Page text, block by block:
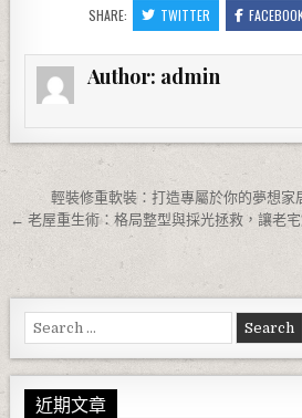
SHARE: TWITTER
Author: admin
文章導覽
輕裝修重軟裝：打造專屬於你的夢想
← 老屋重生術：格局整型與採光拯救，讓老
Search for:
近期文章